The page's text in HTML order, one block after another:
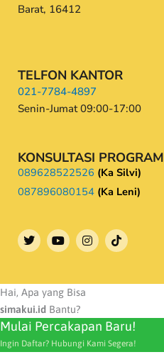
Barat, 16412
TELFON KANTOR
021-7784-4897
Senin-Jumat 09:00-17:00
KONSULTASI PROGRAM
089628522526 (Ka Silvi)
087896080154 (Ka Leni)
T
w
e
r
Y
o
b
e
I
n
m
Hai, Apa yang Bisa
simakui.id Bantu?
Mulai Percakapan Baru!
Ingin Daftar? Hubungi Kami Segera!